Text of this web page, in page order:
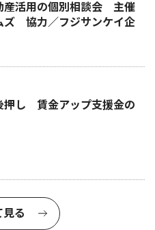
産活用の個別相談会 主催
ズ 協力／フジサンケイ企
押し 賃金アップ支援金の
見る